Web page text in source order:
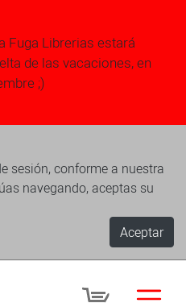
Fuga Librerias estará
de las vacaciones, en
;)
sesión, conforme a nuestra
navegando, aceptas su
Aceptar